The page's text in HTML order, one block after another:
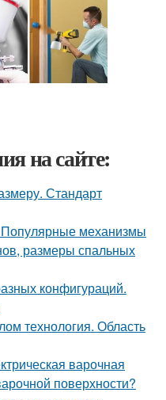
на сайте:
Стандарт
Популярные механизмы
размеры спальных
конфигураций.
технология. Область
варочная
поверхности?